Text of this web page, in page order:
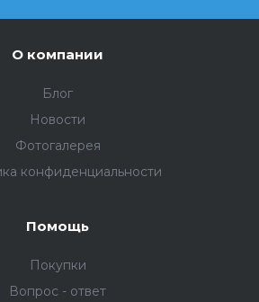
О компании
Блог
Новости
Фотогалерея
конфиденциальности
Помощь
Покупки
Вопрос - ответ